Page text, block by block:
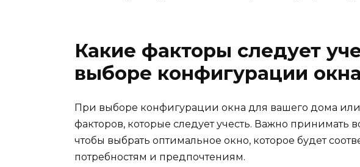
Какие факторы следует
выборе конфигурации
При выборе конфигурации окна для вашего дома или
факторов, которые следует учесть. Важно принимать
чтобы выбрать оптимальное окно, которое будет
потребностям и предпочтениям.